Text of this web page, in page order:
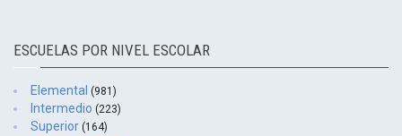
ESCUELAS POR NIVEL ESCOLAR
Elemental (981)
Intermedio (223)
Superior (164)